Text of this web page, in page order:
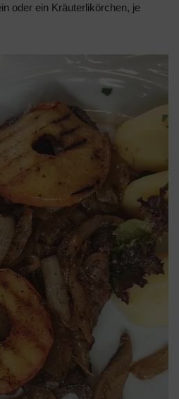
oder ein Kräuterlikörchen, je